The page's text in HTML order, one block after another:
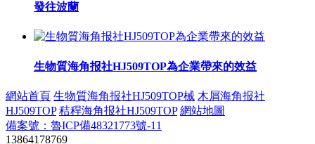
發往波蘭
生物質海角报社HJ509TOP為企業帶來的效益
網站首頁 生物質海角报社HJ509TOP械 木屑海角报社
HJ509TOP 秸稈海角报社HJ509TOP 網站地圖
備案號：魯ICP備48321773號-11
13864178769